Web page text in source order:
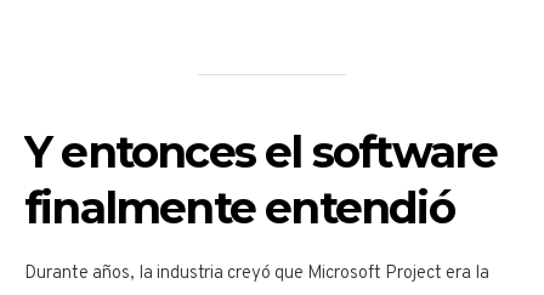
Y entonces el software
finalmente entendió
Durante años, la industria creyó que Microsoft Project era la